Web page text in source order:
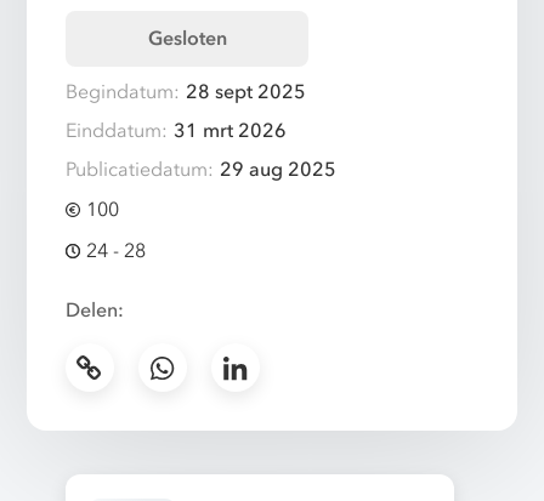
Gesloten
Begindatum: 28 sept 2025
Einddatum: 31 mrt 2026
Publicatiedatum: 29 aug 2025
100
24 - 28
Delen: